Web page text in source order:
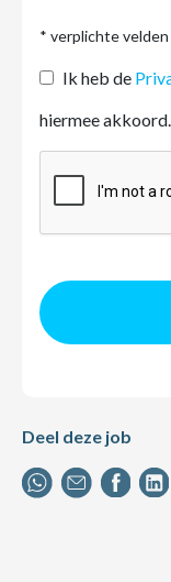
* verplichte velden
Ik heb de
hiermee akkoord.
Deel deze job